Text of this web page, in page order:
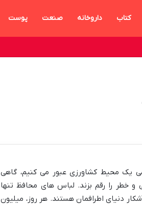
کتاب داروخانه صنعت پوست
یک محیط کشاورزی عبور می کنیم، گاهی
خطر را رقم بزند. لباس های محافظ تنها
دنیای اطرافمان هستند. هر روز، میلیون